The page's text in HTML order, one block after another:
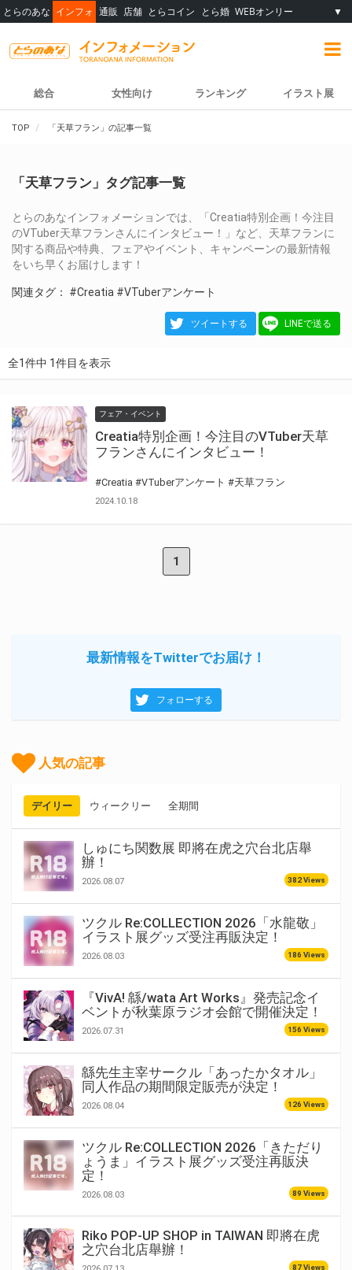
とらのあな インフォ 通販 店舗 とらコイン とら婚 WEBオンリー ▼
総合 女性向け ランキング イラスト展
TOP 「天草フラン」の記事一覧
「天草フラン」タグ記事一覧
とらのあなインフォメーションでは、「Creatia特別企画！今注目
のVTuber天草フランさんにインタビュー！」など、天草フランに
関する商品や特典、フェアやイベント、キャンペーンの最新情報
をいち早くお届けします！
関連タグ： #Creatia #VTuberアンケート
ツイートする LINEで送る
全1件中 1件目を表示
フェア・イベント
Creatia特別企画！今注目のVTuber天草
フランさんにインタビュー！
#Creatia #VTuberアンケート #天草フラン
2024.10.18
1
最新情報をTwitterでお届け！
フォローする
人気の記事
デイリー ウィークリー 全期間
しゅにち関数展 即將在虎之穴台北店舉
辦！
2026.08.07 382 Views
ツクル Re:COLLECTION 2026「水龍敬」
イラスト展グッズ受注再販決定！
2026.08.03 186 Views
『VivA! 緜/wata Art Works』発売記念イ
ベントが秋葉原ラジオ会館で開催決定！
2026.07.31 156 Views
緜先生主宰サークル「あったかタオル」
同人作品の期間限定販売が決定！
2026.08.04 126 Views
ツクル Re:COLLECTION 2026「きただり
ょうま」イラスト展グッズ受注再販決
定！
2026.08.03 89 Views
Riko POP-UP SHOP in TAIWAN 即將在虎
之穴台北店舉辦！
87 Views